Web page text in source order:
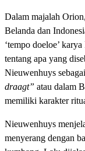
Dalam majalah
Belanda dan
‘tempo doeloe’
tentang apa yang
Nieuwenhuys
draagt” atau dalam
memiliki karakter
Nieuwenhuys
menyerang dengan